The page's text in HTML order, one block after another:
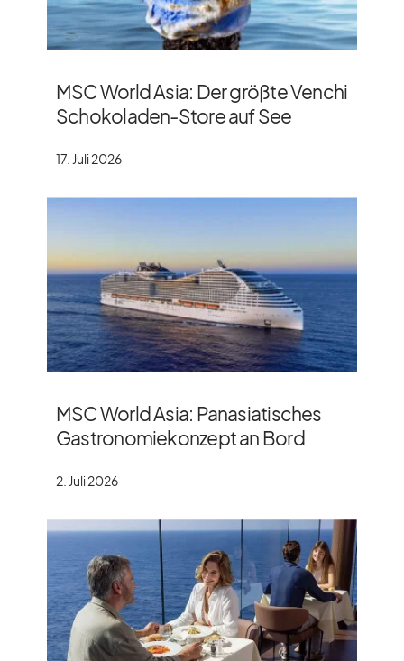
MSC World Asia: Der größte Venchi
Schokoladen-Store auf See
17. Juli 2026
MSC World Asia: Panasiatisches
Gastronomiekonzept an Bord
2. Juli 2026